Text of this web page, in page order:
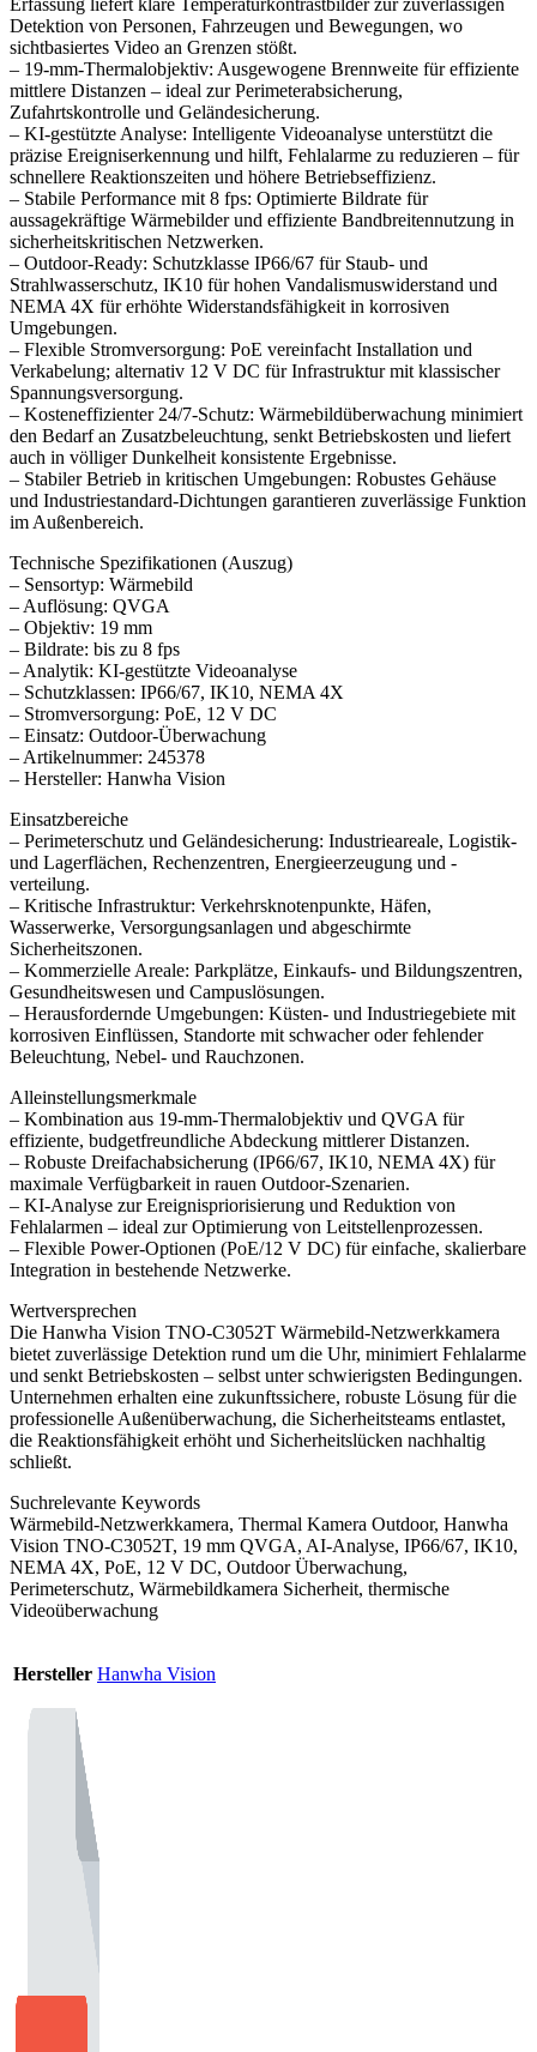
Detektion von Personen, Fahrzeugen und Bewegungen, wo
sichtbasiertes Video an Grenzen stößt.
– 19-mm-Thermalobjektiv: Ausgewogene Brennweite für effiziente
mittlere Distanzen – ideal zur Perimeterabsicherung,
Zufahrtskontrolle und Geländesicherung.
– KI-gestützte Analyse: Intelligente Videoanalyse unterstützt die
präzise Ereigniserkennung und hilft, Fehlalarme zu reduzieren – für
schnellere Reaktionszeiten und höhere Betriebseffizienz.
– Stabile Performance mit 8 fps: Optimierte Bildrate für
aussagekräftige Wärmebilder und effiziente Bandbreitennutzung in
sicherheitskritischen Netzwerken.
– Outdoor-Ready: Schutzklasse IP66/67 für Staub- und
Strahlwasserschutz, IK10 für hohen Vandalismuswiderstand und
NEMA 4X für erhöhte Widerstandsfähigkeit in korrosiven
Umgebungen.
– Flexible Stromversorgung: PoE vereinfacht Installation und
Verkabelung; alternativ 12 V DC für Infrastruktur mit klassischer
Spannungsversorgung.
– Kosteneffizienter 24/7-Schutz: Wärmebildüberwachung minimiert
den Bedarf an Zusatzbeleuchtung, senkt Betriebskosten und liefert
auch in völliger Dunkelheit konsistente Ergebnisse.
– Stabiler Betrieb in kritischen Umgebungen: Robustes Gehäuse
und Industriestandard-Dichtungen garantieren zuverlässige Funktion
im Außenbereich.
Technische Spezifikationen (Auszug)
– Sensortyp: Wärmebild
– Auflösung: QVGA
– Objektiv: 19 mm
– Bildrate: bis zu 8 fps
– Analytik: KI-gestützte Videoanalyse
– Schutzklassen: IP66/67, IK10, NEMA 4X
– Stromversorgung: PoE, 12 V DC
– Einsatz: Outdoor-Überwachung
– Artikelnummer: 245378
– Hersteller: Hanwha Vision
Einsatzbereiche
– Perimeterschutz und Geländesicherung: Industrieareale, Logistik-
und Lagerflächen, Rechenzentren, Energieerzeugung und -
verteilung.
– Kritische Infrastruktur: Verkehrsknotenpunkte, Häfen,
Wasserwerke, Versorgungsanlagen und abgeschirmte
Sicherheitszonen.
– Kommerzielle Areale: Parkplätze, Einkaufs- und Bildungszentren,
Gesundheitswesen und Campuslösungen.
– Herausfordernde Umgebungen: Küsten- und Industriegebiete mit
korrosiven Einflüssen, Standorte mit schwacher oder fehlender
Beleuchtung, Nebel- und Rauchzonen.
Alleinstellungsmerkmale
– Kombination aus 19-mm-Thermalobjektiv und QVGA für
effiziente, budgetfreundliche Abdeckung mittlerer Distanzen.
– Robuste Dreifachabsicherung (IP66/67, IK10, NEMA 4X) für
maximale Verfügbarkeit in rauen Outdoor-Szenarien.
– KI-Analyse zur Ereignispriorisierung und Reduktion von
Fehlalarmen – ideal zur Optimierung von Leitstellenprozessen.
– Flexible Power-Optionen (PoE/12 V DC) für einfache, skalierbare
Integration in bestehende Netzwerke.
Wertversprechen
Die Hanwha Vision TNO-C3052T Wärmebild-Netzwerkkamera
bietet zuverlässige Detektion rund um die Uhr, minimiert Fehlalarme
und senkt Betriebskosten – selbst unter schwierigsten Bedingungen.
Unternehmen erhalten eine zukunftssichere, robuste Lösung für die
professionelle Außenüberwachung, die Sicherheitsteams entlastet,
die Reaktionsfähigkeit erhöht und Sicherheitslücken nachhaltig
schließt.
Suchrelevante Keywords
Wärmebild-Netzwerkkamera, Thermal Kamera Outdoor, Hanwha
Vision TNO-C3052T, 19 mm QVGA, AI-Analyse, IP66/67, IK10,
NEMA 4X, PoE, 12 V DC, Outdoor Überwachung,
Perimeterschutz, Wärmebildkamera Sicherheit, thermische
Videoüberwachung
Hersteller Hanwha Vision